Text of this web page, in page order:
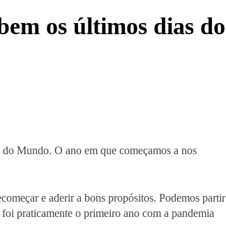
os últimos dias do
Mundo. O ano em que começamos a nos
e aderir a bons propósitos. Podemos partir
praticamente o primeiro ano com a pandemia